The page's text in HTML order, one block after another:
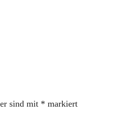
sind mit * markiert